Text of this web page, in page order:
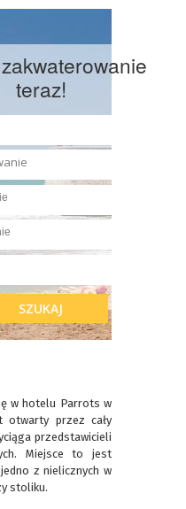
teraz!
w hotelu Parrots w
otwarty przez cały
przedstawicieli
Miejsce to jest
z nielicznych w
stoliku.